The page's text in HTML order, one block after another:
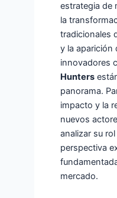
estrategia de
la
tradicionales
y la aparición
innovadores
Hunters
panorama.
impacto y la
nuevos
analizar su
perspectiva
mercado.